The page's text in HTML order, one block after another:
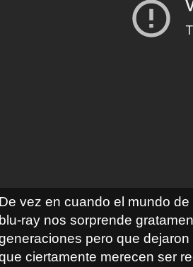
De vez en cuando el mundo
blu-ray nos sorprende
pero que
ciertamente merecen ser